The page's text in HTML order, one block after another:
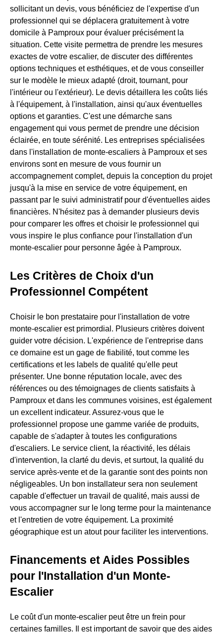
sollicitant un devis, vous bénéficiez de l'expertise d'un
professionnel qui se déplacera gratuitement à votre
domicile à Pamproux pour évaluer précisément la
situation. Cette visite permettra de prendre les mesures
exactes de votre escalier, de discuter des différentes
options techniques et esthétiques, et de vous conseiller
sur le modèle le mieux adapté (droit, tournant, pour
l'intérieur ou l'extérieur). Le devis détaillera les coûts liés
à l'équipement, à l'installation, ainsi qu'aux éventuelles
options et garanties. C'est une démarche sans
engagement qui vous permet de prendre une décision
éclairée, en toute sérénité. Les entreprises spécialisées
dans l'installation de monte-escaliers à Pamproux et ses
environs sont en mesure de vous fournir un
accompagnement complet, depuis la conception du projet
jusqu'à la mise en service de votre équipement, en
passant par le suivi administratif pour d'éventuelles aides
financières. N'hésitez pas à demander plusieurs devis
pour comparer les offres et choisir le professionnel qui
vous inspire le plus confiance pour l'installation d'un
monte-escalier pour personne âgée à Pamproux.
Les Critères de Choix d'un
Professionnel Compétent
Choisir le bon prestataire pour l'installation de votre
monte-escalier est primordial. Plusieurs critères doivent
guider votre décision. L'expérience de l'entreprise dans
ce domaine est un gage de fiabilité, tout comme les
certifications et les labels de qualité qu'elle peut
présenter. Une bonne réputation locale, avec des
références ou des témoignages de clients satisfaits à
Pamproux et dans les communes voisines, est également
un excellent indicateur. Assurez-vous que le
professionnel propose une gamme variée de produits,
capable de s'adapter à toutes les configurations
d'escaliers. Le service client, la réactivité, les délais
d'intervention, la clarté du devis, et surtout, la qualité du
service après-vente et de la garantie sont des points non
négligeables. Un bon installateur sera non seulement
capable d'effectuer un travail de qualité, mais aussi de
vous accompagner sur le long terme pour la maintenance
et l'entretien de votre équipement. La proximité
géographique est un atout pour faciliter les interventions.
Financements et Aides Possibles
pour l'Installation d'un Monte-
Escalier
Le coût d'un monte-escalier peut être un frein pour
certaines familles. Il est important de savoir que des aides